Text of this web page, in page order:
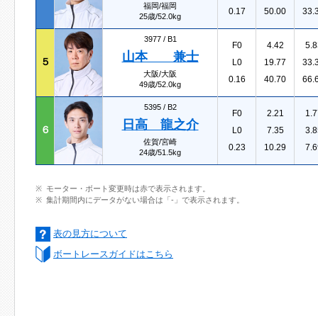
福岡/福岡
25歳/52.0kg
0.17
50.00
５
3977 / B1
山本 兼士
大阪/大阪
49歳/52.0kg
F0
L0
0.16
4.42
19.77
40.70
６
5395 / B2
日高 龍之介
佐賀/宮崎
24歳/51.5kg
F0
L0
0.23
2.21
7.35
10.29
モーター・ボート変更時は赤で表示されます。
集計期間内にデータがない場合は「-」で表示されます。
表の見方について
ボートレースガイドはこちら